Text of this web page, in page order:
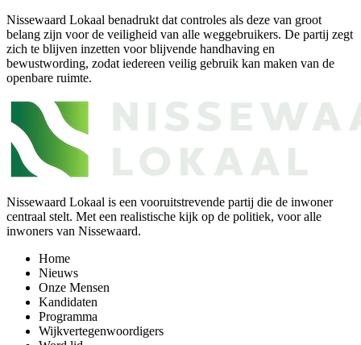
Nissewaard Lokaal benadrukt dat controles als deze van groot
belang zijn voor de veiligheid van alle weggebruikers. De partij zegt
zich te blijven inzetten voor blijvende handhaving en
bewustwording, zodat iedereen veilig gebruik kan maken van de
openbare ruimte.
Nissewaard Lokaal is een vooruitstrevende partij die de inwoner
centraal stelt. Met een realistische kijk op de politiek, voor alle
inwoners van Nissewaard.
Home
Nieuws
Onze Mensen
Kandidaten
Programma
Wijkvertegenwoordigers